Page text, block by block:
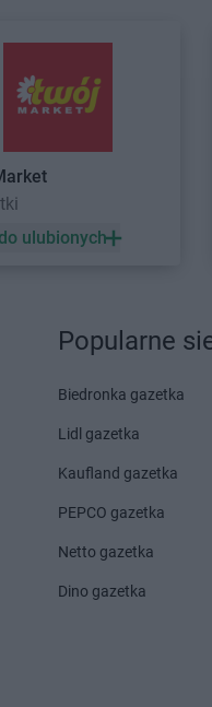
Poznań
Sompolinek
Wilczyn
ulubionych
Popularne
Biedronka gazetka
Lidl gazetka
Kaufland gazetka
PEPCO gazetka
Netto gazetka
Dino gazetka